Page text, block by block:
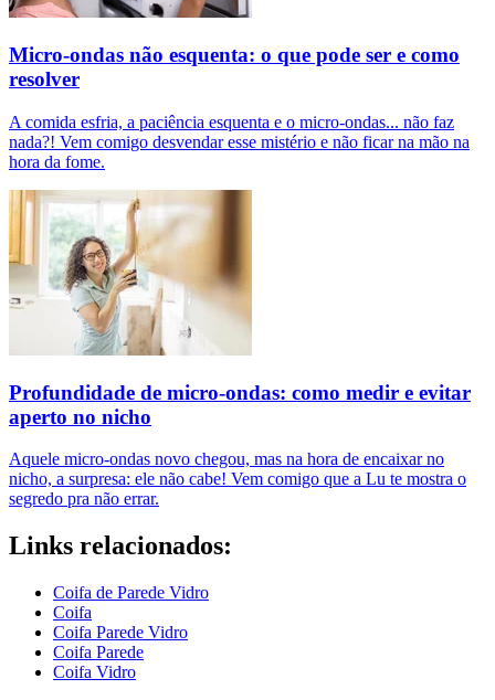
Micro-ondas não esquenta: o que pode ser e como
resolver
A comida esfria, a paciência esquenta e o micro-ondas... não faz
nada?! Vem comigo desvendar esse mistério e não ficar na mão na
hora da fome.
Profundidade de micro-ondas: como medir e evitar
aperto no nicho
Aquele micro-ondas novo chegou, mas na hora de encaixar no
nicho, a surpresa: ele não cabe! Vem comigo que a Lu te mostra o
segredo pra não errar.
Links relacionados:
Coifa de Parede Vidro
Coifa
Coifa Parede Vidro
Coifa Parede
Coifa Vidro